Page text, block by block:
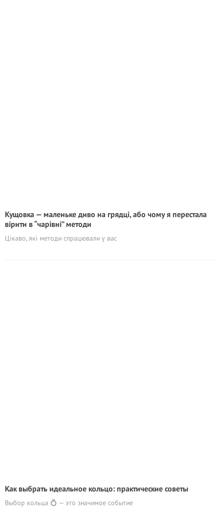
Кущовка — маленьке диво на грядці, або чому я перестала
вірити в “чарівні” методи
Цікаво, які методи спрацювали у вас
Как выбрать идеальное кольцо: практические советы
Выбор кольца 💍 — это значимое событие